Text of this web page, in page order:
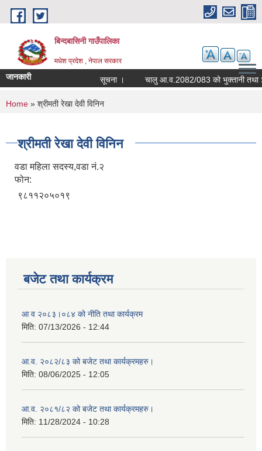
Skip to main content
बिन्दबासिनी गाउँपालिका
मधेश प्रदेश , नेपाल सरकार
जानकारी सूचना ।
You are here
Home » श्रीमती रेखा देवी विनिन
श्रीमती रेखा देवी विनिन
वडा महिला सदस्य,वडा नं.२
फोन:
९८११२०५०१९
बजेट तथा कार्यक्रम
आ व २०८३।०८४ को नीति तथा कार्यक्रम
मिति: 07/13/2026 - 12:44
आ.व. २०८२/८३ को बजेट तथा कार्यक्रमहरु।
मिति: 08/06/2025 - 12:05
आ.व. २०८१/८२ को बजेट तथा कार्यक्रमहरु।
मिति: 11/28/2024 - 10:28